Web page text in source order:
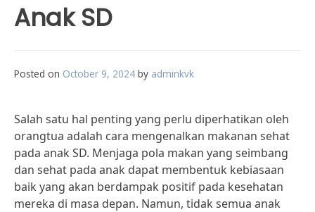
Anak SD
Posted on October 9, 2024 by adminkvk
Salah satu hal penting yang perlu diperhatikan oleh
orangtua adalah cara mengenalkan makanan sehat
pada anak SD. Menjaga pola makan yang seimbang
dan sehat pada anak dapat membentuk kebiasaan
baik yang akan berdampak positif pada kesehatan
mereka di masa depan. Namun, tidak semua anak